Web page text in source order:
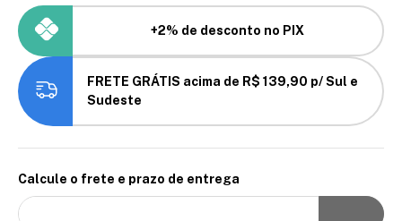
+2% de desconto no PIX
FRETE GRÁTIS acima de R$ 139,90 p/ Sul e
Sudeste
Calcule o frete e prazo de entrega